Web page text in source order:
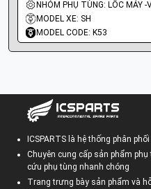
MODEL XE: SH
MODEL CODE: K53
ICSPARTS là hệ thống phân
Chuyên cung cấp sản phẩm
cứu phụ tùng nhanh chóng
Trang trưng bày sản phẩm và